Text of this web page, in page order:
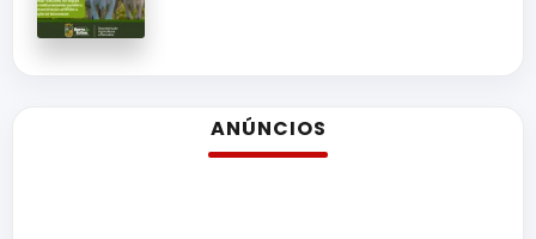
ANÚNCIOS